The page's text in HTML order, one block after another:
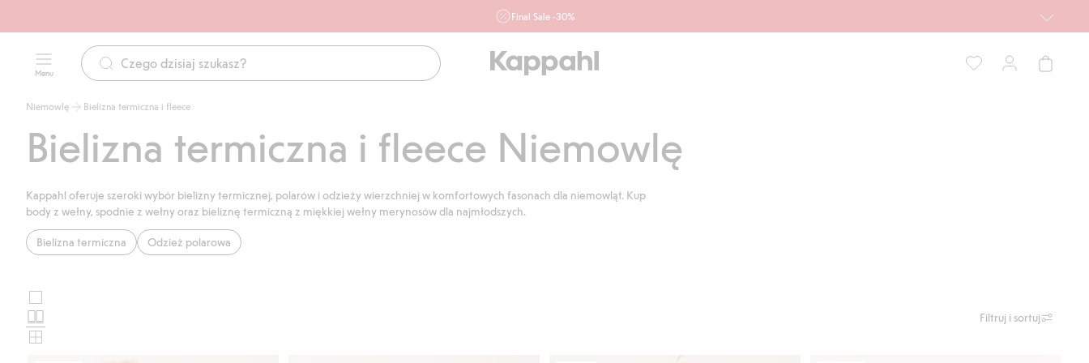
Final Sale -30%
ofertę, również z działu outlet do 10.8 w sklepach Kappahl i
Newbie oraz na kappahl.com. Ofert nie łączymy
Menu
Niemowlę Bielizna termiczna i fleece
Bielizna termiczna i fleece Niemowlę
Kappahl oferuje szeroki wybór bielizny termicznej, polarów i odzieży wierzchniej w komfortowych fasonach dla niemowląt. Kup
body z wełny, spodnie z wełny oraz bieliznę termiczną z miękkiej wełny merynosów dla najmłodszych.
Bielizna termiczna Odzież polarowa
Wybierz
układ
Filtruj i sortuj